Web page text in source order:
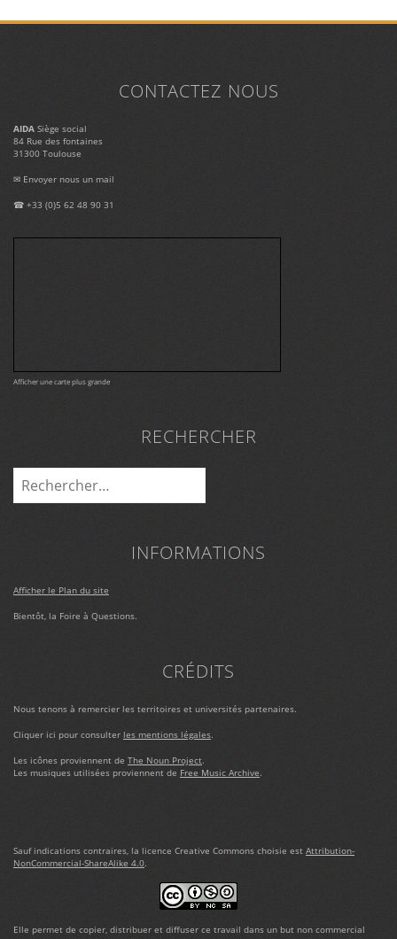
CONTACTEZ NOUS
AIDA Siège social
84 Rue des fontaines
31300 Toulouse
✉ Envoyer nous un mail
☎ +33 (0)5 62 48 90 31
Afficher une carte plus grande
RECHERCHER
INFORMATIONS
Afficher le Plan du site
Bientôt, la Foire à Questions.
CRÉDITS
Nous tenons à remercier les territoires et universités partenaires.
Cliquer ici pour consulter les mentions légales.
Les icônes proviennent de The Noun Project.
Les musiques utilisées proviennent de Free Music Archive.
Sauf indications contraires, la licence Creative Commons choisie est Attribution-
NonCommercial-ShareAlike 4.0.
Elle permet de copier, distribuer et diffuser ce travail dans un but non commercial